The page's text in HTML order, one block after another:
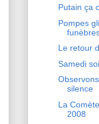
Putain ça
Pompes
Le retour
Samedi
silence
La
2008